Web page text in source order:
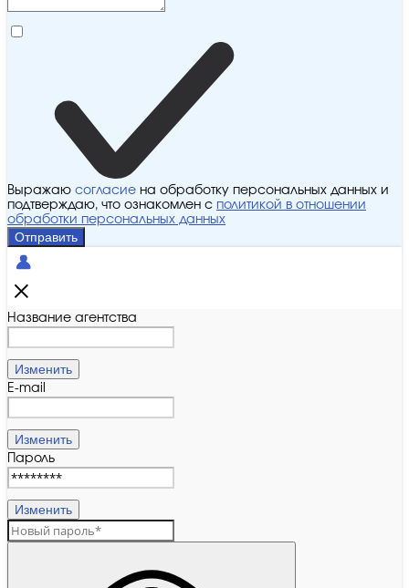
Выражаю согласие на обработку персональных данных и
подтверждаю, что ознакомлен с политикой в отношении
обработки персональных данных
Отправить
Название агентства
Изменить
E-mail
Изменить
Пароль
Изменить